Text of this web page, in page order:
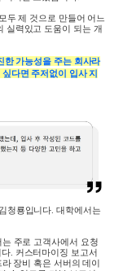
두 제 것으로 만들어 어느
실력있고 도움이 되는 개
한 가능성을 주는 회사라
다면 주저없이 입사 지
청룡입니다. 대학에서는
주로 고객사에서 요청
다. 커스터마이징 보고서
장비 혹은 서버의 데이